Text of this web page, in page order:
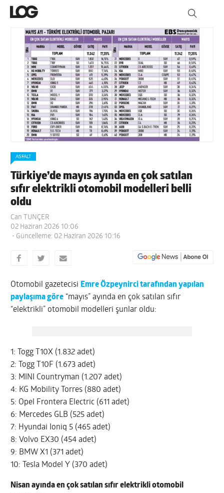
ASFALT
Türkiye’de mayıs ayında en çok satılan
sıfır elektrikli otomobil modelleri belli
oldu
Can TUNÇER
02 Haziran 2026 10:06
- Güncelleme: 02 Haziran 2026 10:16
Otomobil gazetecisi Emre Özpeynirci tarafından yapılan
paylaşıma göre “mayıs” ayında en çok satılan sıfır
“elektrikli” otomobil modelleri şunlar oldu:
1: Togg T10X (1.832 adet)
2: Togg T10F (1.673 adet)
3: MINI Countryman (1.207 adet)
4: KG Mobility Torres (880 adet)
5: Opel Frontera Electric (611 adet)
6: Mercedes GLB (525 adet)
7: Hyundai Ioniq 5 (465 adet)
8: Volvo EX30 (454 adet)
9: BMW X1 (371 adet)
10: Tesla Model Y (370 adet)
Nisan ayında en çok satılan sıfır elektrikli otomobil